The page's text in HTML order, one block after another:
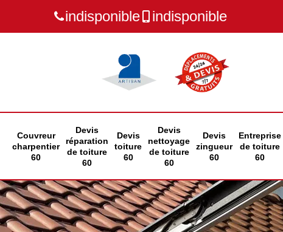
indisponible indisponible
Couvreur
charpentier
60
Devis
réparation
de toiture
60
Devis
toiture
60
Devis
nettoyage
de toiture
60
Devis
zingueur
60
Entreprise
de toiture
60